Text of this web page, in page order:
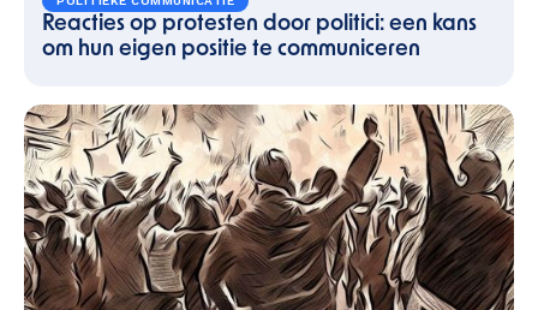
Reacties op protesten door politici: een kans
om hun eigen positie te communiceren